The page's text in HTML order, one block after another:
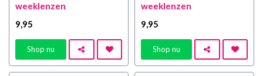
weeklenzen
9,95
Shop nu
weeklenzen
9,95
Shop nu